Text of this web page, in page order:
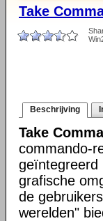
Take
Beschrijving
Take
commando-
geïntegreerd
grafische
de
werelden"